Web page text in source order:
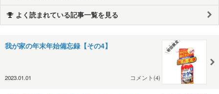
よく読まれている記事一覧を見る
我が家の年末年始備忘録【その4】
2023.01.01 コメント(4)